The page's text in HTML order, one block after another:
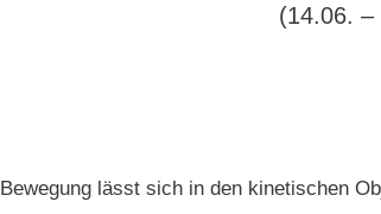
(14.06. –
Bewegung lässt sich in den kinetischen